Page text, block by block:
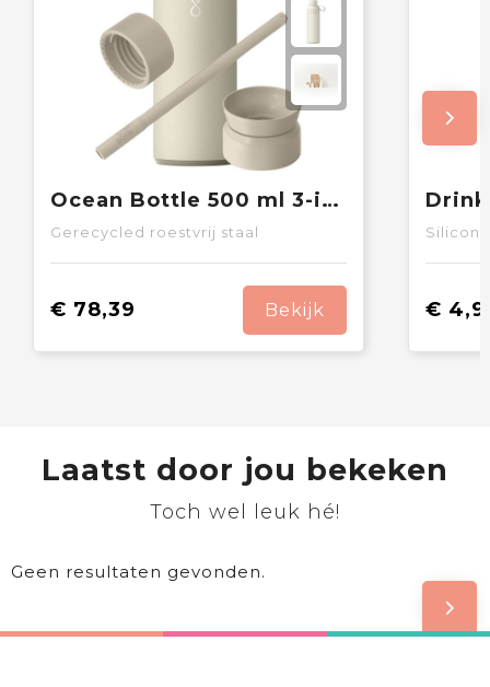
Ocean Bottle 500 ml 3-in-1 geschenkset
Gerecycled roestvrij staal
€ 78,39 Bekijk €
Laatst door jou bekeken
Toch wel leuk hé!
Geen resultaten gevonden.